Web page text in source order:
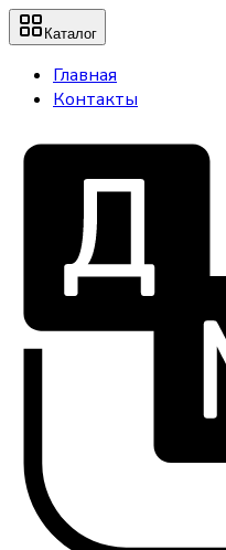
Каталог
Главная
Контакты